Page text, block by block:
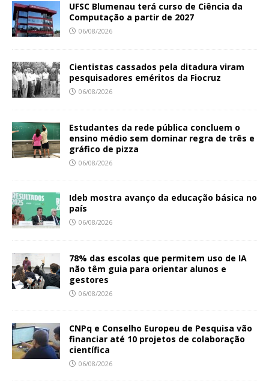
UFSC Blumenau terá curso de Ciência da
Computação a partir de 2027
06/08/2026
Cientistas cassados pela ditadura viram
pesquisadores eméritos da Fiocruz
06/08/2026
Estudantes da rede pública concluem o
ensino médio sem dominar regra de três e
gráfico de pizza
06/08/2026
Ideb mostra avanço da educação básica no
país
06/08/2026
78% das escolas que permitem uso de IA
não têm guia para orientar alunos e
gestores
06/08/2026
CNPq e Conselho Europeu de Pesquisa vão
financiar até 10 projetos de colaboração
científica
06/08/2026